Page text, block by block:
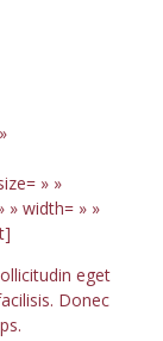
» »
» width= » »
eget
Donec